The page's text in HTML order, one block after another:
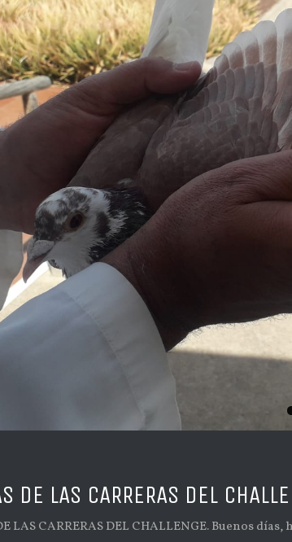
DE LAS CARRERAS DEL
LAS CARRERAS DEL CHALLENGE. Buenos